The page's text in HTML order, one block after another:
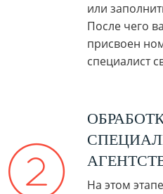
или
После чего
присвоен
специалист
На этом